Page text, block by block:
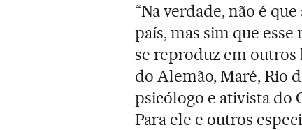
“Na verdade, não é
país, mas sim que
se reproduz em outros
do Alemão, Maré, Rio
psicólogo e ativista do
Para ele e outros